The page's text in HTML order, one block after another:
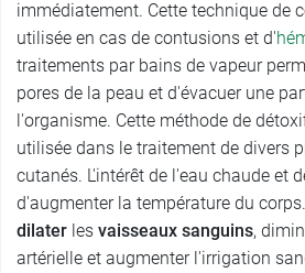
immédiatement. Cette technique de
utilisée en cas de contusions et d'
traitements par bains de vapeur
pores de la peau et d'évacuer une
l'organisme. Cette méthode de
utilisée dans le traitement de divers
cutanés. L'intérêt de l'eau chaude et
d'augmenter la température du
dilater les vaisseaux sanguins,
artérielle et augmenter l'irrigation